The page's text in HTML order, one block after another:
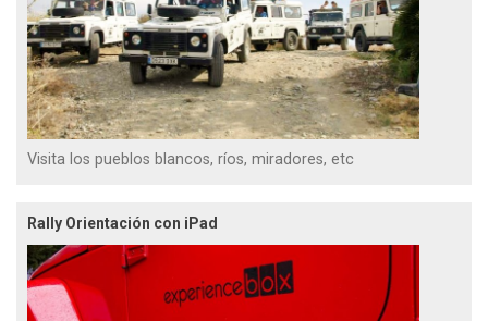
Visita los pueblos blancos, ríos, miradores, etc
Rally Orientación con iPad